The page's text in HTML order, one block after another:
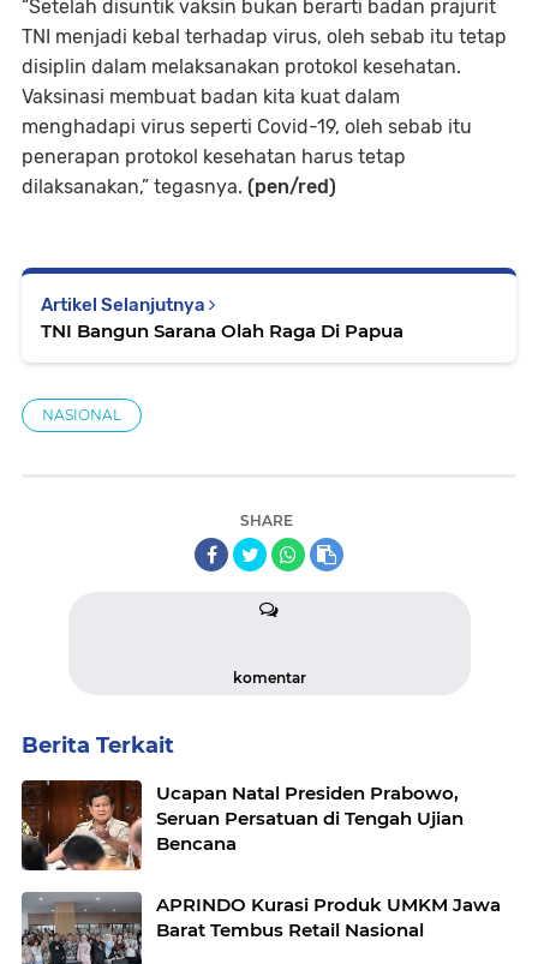
“Setelah disuntik vaksin bukan berarti badan prajurit
TNI menjadi kebal terhadap virus, oleh sebab itu tetap
disiplin dalam melaksanakan protokol kesehatan.
Vaksinasi membuat badan kita kuat dalam
menghadapi virus seperti Covid-19, oleh sebab itu
penerapan protokol kesehatan harus tetap
dilaksanakan,” tegasnya. (pen/red)
Artikel Selanjutnya
TNI Bangun Sarana Olah Raga Di Papua
NASIONAL
SHARE
komentar
Berita Terkait
Ucapan Natal Presiden Prabowo,
Seruan Persatuan di Tengah Ujian
Bencana
APRINDO Kurasi Produk UMKM Jawa
Barat Tembus Retail Nasional